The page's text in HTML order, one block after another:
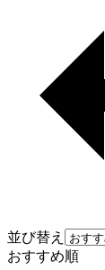
並び替え
おすすめ順